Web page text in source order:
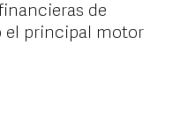
de
el principal motor